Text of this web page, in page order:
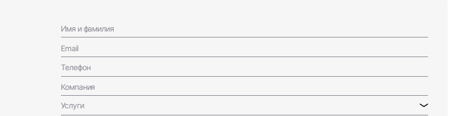
Имя и фамилия
Email
Телефон
Компания
Услуги